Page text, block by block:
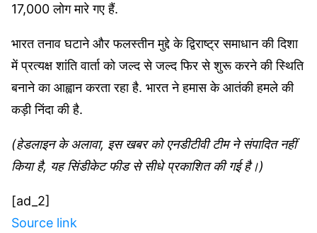
17,000 लोग मारे गए हैं.
भारत तनाव घटाने और फलस्तीन मुद्दे के द्विराष्ट्र समाधान की दिशा
में प्रत्यक्ष शांति वार्ता को जल्द से जल्द फिर से शुरू करने की स्थिति
बनाने का आह्वान करता रहा है. भारत ने हमास के आतंकी हमले की
कड़ी निंदा की है.
(हेडलाइन के अलावा, इस खबर को एनडीटीवी टीम ने संपादित नहीं
किया है, यह सिंडीकेट फीड से सीधे प्रकाशित की गई है।)
[ad_2]
Source link